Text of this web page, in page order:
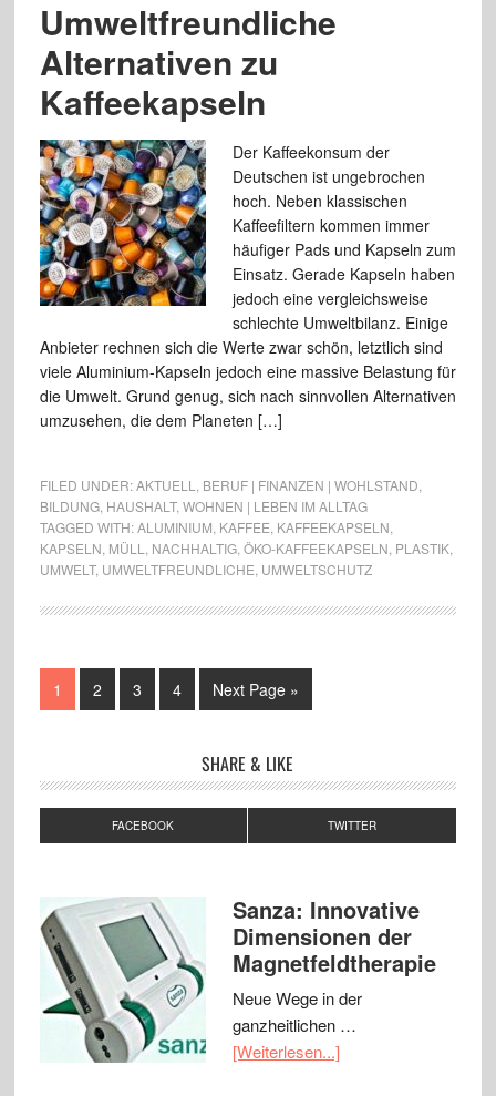
Umweltfreundliche
Alternativen zu
Kaffeekapseln
Der Kaffeekonsum der
Deutschen ist ungebrochen
hoch. Neben klassischen
Kaffeefiltern kommen immer
häufiger Pads und Kapseln zum
Einsatz. Gerade Kapseln haben
jedoch eine vergleichsweise
schlechte Umweltbilanz. Einige
Anbieter rechnen sich die Werte zwar schön, letztlich sind
viele Aluminium-Kapseln jedoch eine massive Belastung für
die Umwelt. Grund genug, sich nach sinnvollen Alternativen
umzusehen, die dem Planeten […]
FILED UNDER:AKTUELL BERUF | FINANZEN | WOHLSTAND
BILDUNG, HAUSHALT, WOHNEN | LEBEN IM ALLTAG
TAGGED WITH:ALUMINIUM KAFFEE KAFFEEKAPSELN
KAPSELN MÜLL NACHHALTIG, ÖKO-KAFFEEKAPSELN PLASTIK,
UMWELT, UMWELTFREUNDLICHE UMWELTSCHUTZ
1 2 3 4 Next Page »
SHARE & LIKE
FACEBOOK TWITTER
Sanza: Innovative
Dimensionen der
Magnetfeldtherapie
Neue Wege in der
ganzheitlichen …
[Weiterlesen...]